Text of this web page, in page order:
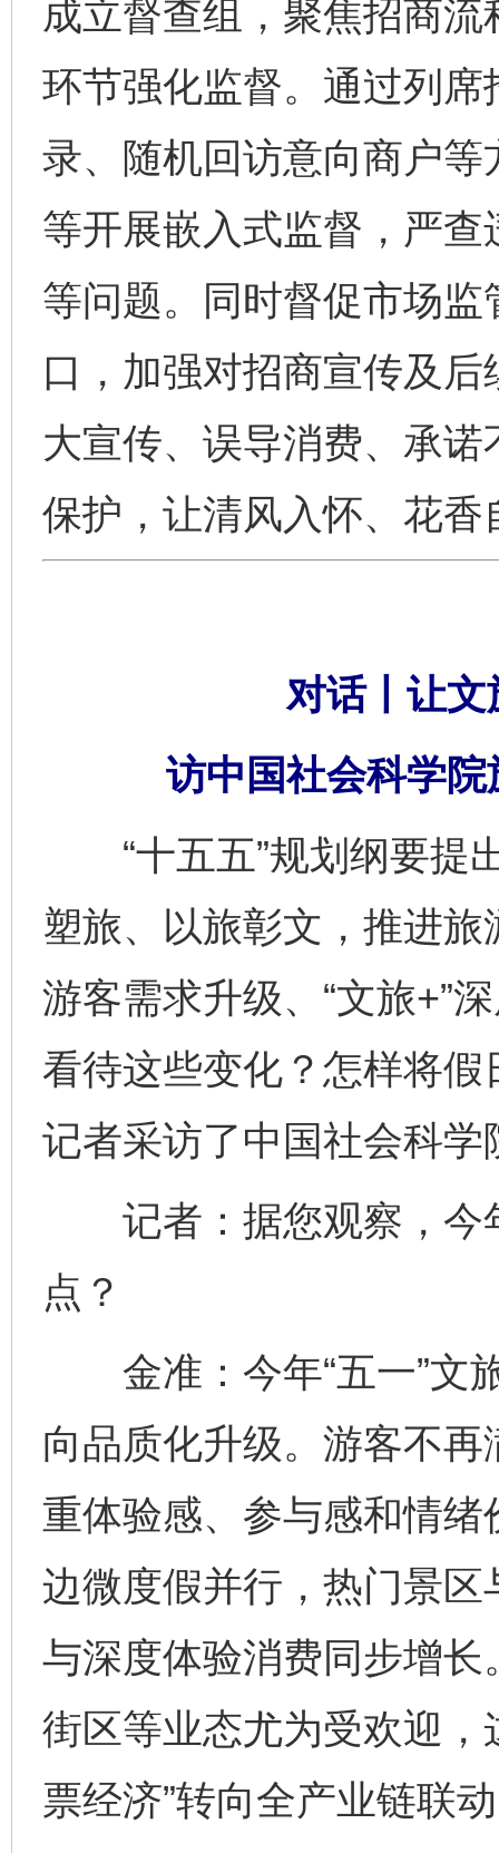
成立督查组，聚焦招商
环节强化监督。通过列
录、随机回访意向商户
等开展嵌入式监督，严
等问题。同时督促市场
口，加强对招商宣传及
大宣传、误导消费、承
保护，让清风入怀、花香
对话丨让文
访中国社会科学
“十五五”规划纲要提
塑旅、以旅彰文，推进旅
游客需求升级、“文旅+”
看待这些变化？怎样将假
记者采访了中国社会科
记者：据您观察，今
点？
金准：今年“五一”文
向品质化升级。游客不再
重体验感、参与感和情
边微度假并行，热门景
与深度体验消费同步增
街区等业态尤为受欢迎，
票经济”转向全产业链联